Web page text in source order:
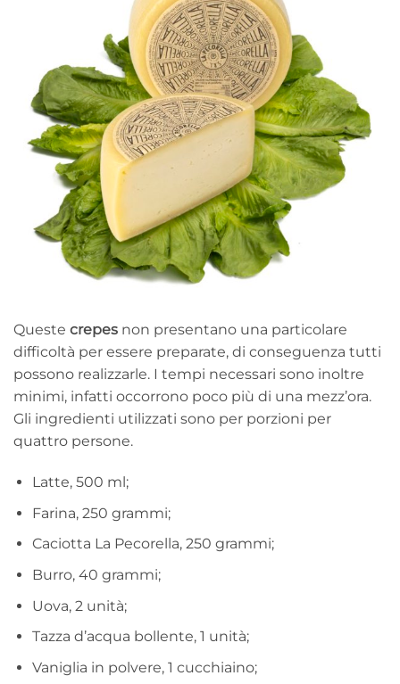
Queste crepes non presentano una particolare
difficoltà per essere preparate, di conseguenza tutti
possono realizzarle. I tempi necessari sono inoltre
minimi, infatti occorrono poco più di una mezz’ora.
Gli ingredienti utilizzati sono per porzioni per
quattro persone.
Latte, 500 ml;
Farina, 250 grammi;
Caciotta La Pecorella, 250 grammi;
Burro, 40 grammi;
Uova, 2 unità;
Tazza d’acqua bollente, 1 unità;
Vaniglia in polvere, 1 cucchiaino;